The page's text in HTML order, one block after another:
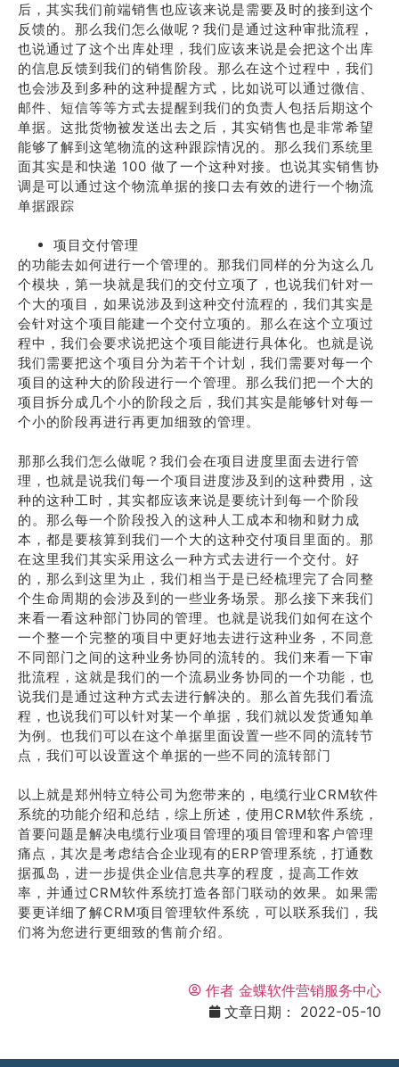
后，其实我们前端销售也应该来说是需要及时的接到这个
反馈的。那么我们怎么做呢？我们是通过这种审批流程，
也说通过了这个出库处理，我们应该来说是会把这个出库
的信息反馈到我们的销售阶段。那么在这个过程中，我们
也会涉及到多种的这种提醒方式，比如说可以通过微信、
邮件、短信等等方式去提醒到我们的负责人包括后期这个
单据。这批货物被发送出去之后，其实销售也是非常希望
能够了解到这笔物流的这种跟踪情况的。那么我们系统里
面其实是和快递 100 做了一个这种对接。也说其实销售协
调是可以通过这个物流单据的接口去有效的进行一个物流
单据跟踪
项目交付管理
的功能去如何进行一个管理的。那我们同样的分为这么几
个模块，第一块就是我们的交付立项了，也说我们针对一
个大的项目，如果说涉及到这种交付流程的，我们其实是
会针对这个项目能建一个交付立项的。那么在这个立项过
程中，我们会要求说把这个项目能进行具体化。也就是说
我们需要把这个项目分为若干个计划，我们需要对每一个
项目的这种大的阶段进行一个管理。那么我们把一个大的
项目拆分成几个小的阶段之后，我们其实是能够针对每一
个小的阶段再进行再更加细致的管理。
那那么我们怎么做呢？我们会在项目进度里面去进行管
理，也就是说我们每一个项目进度涉及到的这种费用，这
种的这种工时，其实都应该来说是要统计到每一个阶段
的。那么每一个阶段投入的这种人工成本和物和财力成
本，都是要核算到我们一个大的这种交付项目里面的。那
在这里我们其实采用这么一种方式去进行一个交付。好
的，那么到这里为止，我们相当于是已经梳理完了合同整
个生命周期的会涉及到的一些业务场景。那么接下来我们
来看一看这种部门协同的管理。也就是说我们如何在这个
一个整一个完整的项目中更好地去进行这种业务，不同意
不同部门之间的这种业务协同的流转的。我们来看一下审
批流程，这就是我们的一个流易业务协同的一个功能，也
说我们是通过这种方式去进行解决的。那么首先我们看流
程，也说我们可以针对某一个单据，我们就以发货通知单
为例。也我们可以在这个单据里面设置一些不同的流转节
点，我们可以设置这个单据的一些不同的流转部门
以上就是郑州特立特公司为您带来的，电缆行业CRM软件
系统的功能介绍和总结，综上所述，使用CRM软件系统，
首要问题是解决电缆行业项目管理的项目管理和客户管理
痛点，其次是考虑结合企业现有的ERP管理系统，打通数
据孤岛，进一步提供企业信息共享的程度，提高工作效
率，并通过CRM软件系统打造各部门联动的效果。如果需
要更详细了解CRM项目管理软件系统，可以联系我们，我
们将为您进行更细致的售前介绍。
作者 金蝶软件营销服务中心
文章日期：
2022-05-10